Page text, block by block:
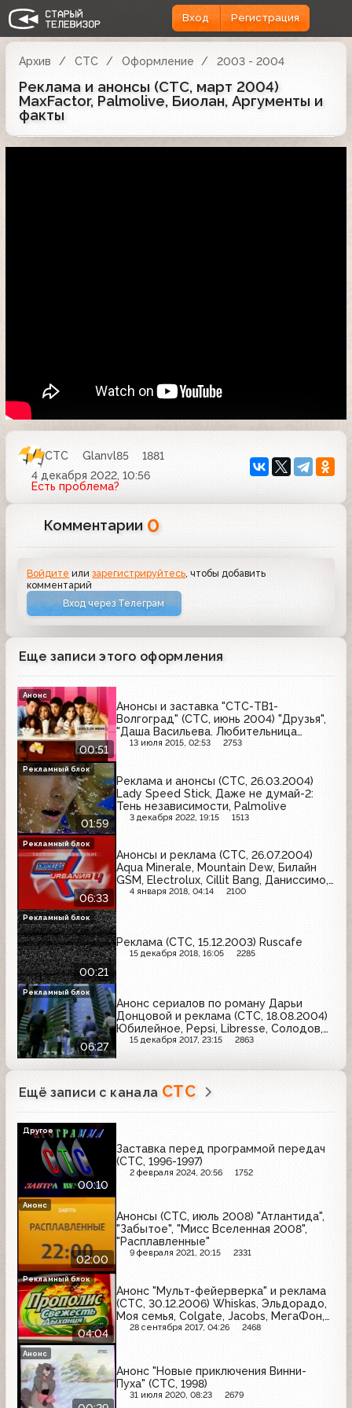
Вход Регистрация
Архив СТС Оформление 2003 - 2004
Реклама и анонсы (СТС, март 2004)
MaxFactor, Palmolive, Биолан, Аргументы и
факты
СТС Glanvl85
1881
4 декабря 2022, 10:56
Есть проблема?
Комментарии 0
Войдите илизарегистрируйтесь , чтобы добавить
комментарий
Вход через Телеграм
Еще записи этого оформления
00:51
Анонсы и заставка "СТС-ТВ1-
Волгоград" (СТС, июнь 2004) "Друзья",
"Даша Васильева. Любительница
частного сыска-2"
13 июля 2015, 02:53 2753
Анонс
01:59
Реклама и анонсы (СТС, 26.03.2004)
Lady Speed Stick, Даже не думай-2:
Тень независимости, Palmolive
3 декабря 2022, 19:15 1513
Рекламный блок
06:33
Анонсы и реклама (СТС, 26.07.2004)
Aqua Minerale, Mountain Dew, Билайн
GSM, Electrolux, Cillit Bang, Даниссимо,
Lipton, Солодов
4 января 2018, 04:14 2100
Рекламный блок
00:21
Реклама (СТС, 15.12.2003) Ruscafe
15 декабря 2018, 16:05 2285
Рекламный блок
06:27
Анонс сериалов по роману Дарьи
Донцовой и реклама (СТС, 18.08.2004)
Юбилейное, Pepsi, Libresse, Солодов,
Bio Max, Очаково, Mentos
15 декабря 2017, 23:15 2863
Рекламный блок
Ещё записи с канала СТС
00:10
Заставка перед программой передач
(СТС, 1996-1997)
2 февраля 2024, 20:56 1752
Другое
02:00
Анонсы (СТС, июль 2008) "Атлантида",
"Забытое", "Мисс Вселенная 2008",
"Расплавленные"
9 февраля 2021, 20:15 2331
Анонс
04:04
Анонс "Мульт-фейерверка" и реклама
(СТС, 30.12.2006) Whiskas, Эльдорадо,
Моя семья, Colgate, Jacobs, МегаФон,
Orbit
28 сентября 2017, 04:26 2468
Рекламный блок
Анонс "Новые приключения Винни-
Пуха" (СТС, 1998)
31 июля 2020, 08:23 2679
Анонс